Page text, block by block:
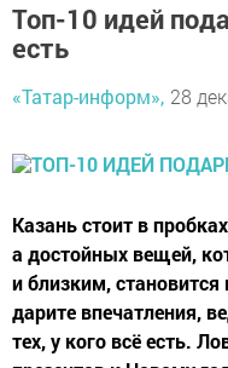
Топ-10 идей
есть
«Татар-информ», 28
Казань стоит в
а достойных вещей,
и близким,
дарите впечатления,
тех, у кого всё есть.